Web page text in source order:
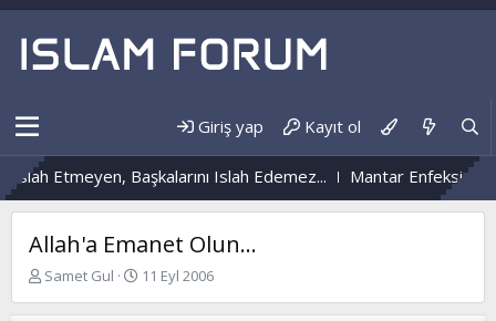
Giriş yap Kayıt ol
Etmeyen, Başkalarını Islah Edemez... Mantar Enfeksiyonu
Allah'a Emanet Olun...
K
Samet Gul
B11 Eyl 2006